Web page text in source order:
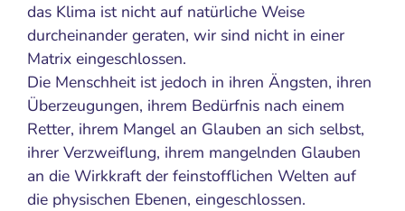
das Klima ist nicht auf natürliche Weise
durcheinander geraten, wir sind nicht in einer
Matrix eingeschlossen.
Die Menschheit ist jedoch in ihren Ängsten, ihren
Überzeugungen, ihrem Bedürfnis nach einem
Retter, ihrem Mangel an Glauben an sich selbst,
ihrer Verzweiflung, ihrem mangelnden Glauben
an die Wirkkraft der feinstofflichen Welten auf
die physischen Ebenen, eingeschlossen.